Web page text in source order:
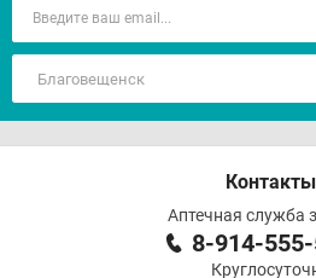
Контакты
Аптечная служба
8-914-